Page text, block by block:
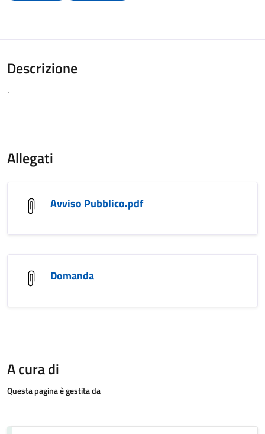
Descrizione
.
Allegati
Avviso Pubblico.pdf
Domanda
A cura di
Questa pagina è gestita da